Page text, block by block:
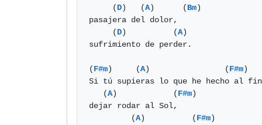
     (
D)   (A)      (Bm)
pasajera del dolor,
     (
D)          (A)
sufrimiento de perder.
(F#m)     (A)                (F#m)
Si tú supieras lo que he hecho al
   (
A)            (F#m)
dejar rodar al Sol,
         (
A)          (F#m)